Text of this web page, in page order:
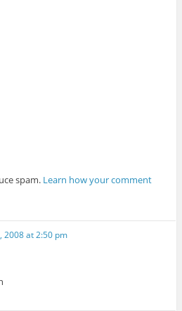
spam. Learn how your comment
2008 at 2:50 pm